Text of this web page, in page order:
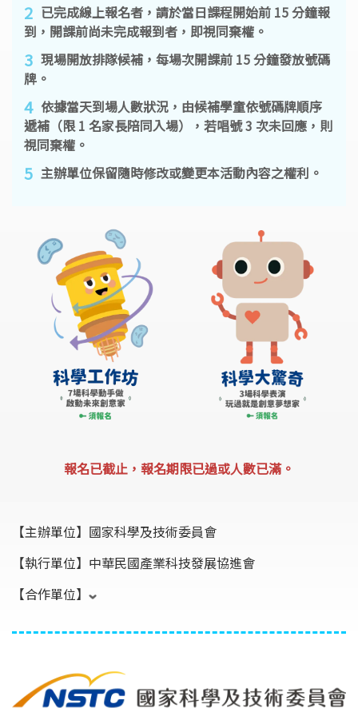
2 已完成線上報名者，請於當日課程開始前 15 分鐘報
到，開課前尚未完成報到者，即視同棄權。
3 現場開放排隊候補，每場次開課前 15 分鐘發放號碼
牌。
4 依據當天到場人數狀況，由候補學童依號碼牌順序
遞補（限 1 名家長陪同入場），若唱號 3 次未回應，則
視同棄權。
5 主辦單位保留隨時修改或變更本活動內容之權利。
報名已截止，報名期限已過或人數已滿。
【主辦單位】 國家科學及技術委員會
【執行單位】 中華民國產業科技發展協進會
【合作單位】